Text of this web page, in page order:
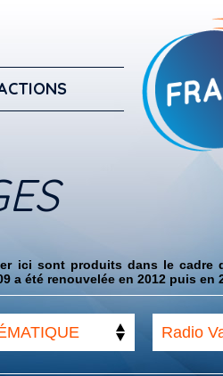
ici sont produits dans le cadre
a été renouvelée en 2012 puis en
Radio